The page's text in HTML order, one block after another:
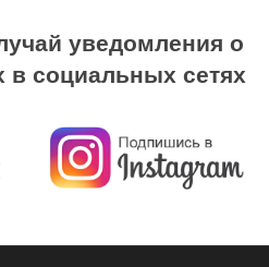
уведомления о
в социальных сетях